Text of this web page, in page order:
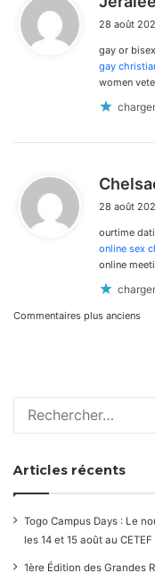
28 août
gay or
gay
women
28 août
ourtime
online sex
online
Navigation
Commentaires plus anciens
Articles récents
Togo Campus Days : Le
les 14 et 15 août au CETEF
1ère Édition des Grandes